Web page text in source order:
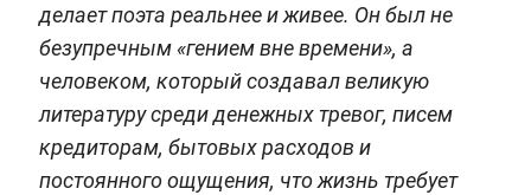
делает поэта реальнее и живее. Он был не
безупречным «гением вне времени», а
человеком, который создавал великую
литературу среди денежных тревог, писем
кредиторам, бытовых расходов и
постоянного ощущения, что жизнь требует